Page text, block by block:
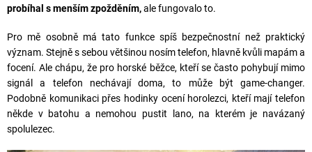
probíhal s menším zpožděním,ale fungovalo to.
Pro mě osobně má tato funkce spíš bezpečnostní než praktický
význam. Stejně s sebou většinou nosím telefon, hlavně kvůli mapám a
focení. Ale chápu, že pro horské běžce, kteří se často pohybují mimo
signál a telefon nechávají doma, to může být game-changer.
Podobně komunikaci přes hodinky ocení horolezci, kteří mají telefon
někde v batohu a nemohou pustit lano, na kterém je navázaný
spolulezec.